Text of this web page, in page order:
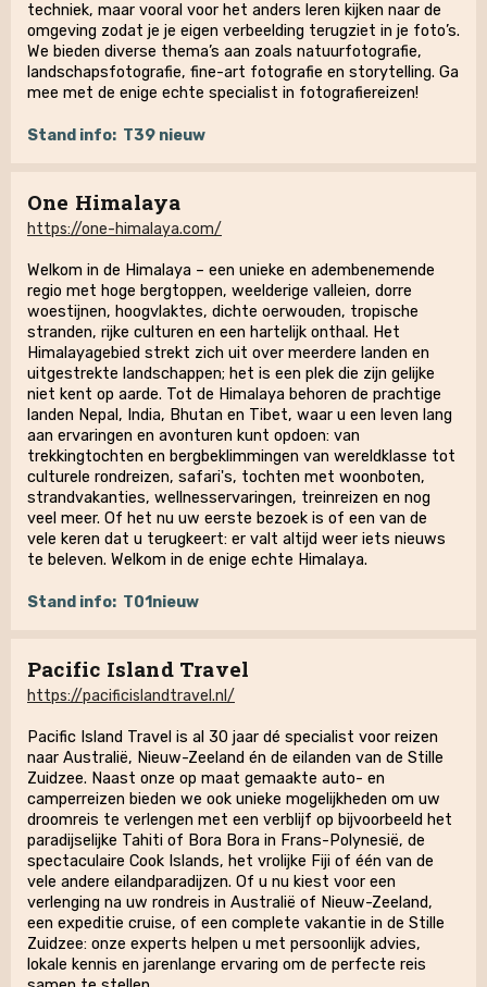
techniek, maar vooral voor het anders leren kijken naar de
omgeving zodat je je eigen verbeelding terugziet in je foto’s.
We bieden diverse thema’s aan zoals natuurfotografie,
landschapsfotografie, fine-art fotografie en storytelling. Ga
mee met de enige echte specialist in fotografiereizen!
Stand info: T39 nieuw
One Himalaya
https://one-himalaya.com/
Welkom in de Himalaya – een unieke en adembenemende
regio met hoge bergtoppen, weelderige valleien, dorre
woestijnen, hoogvlaktes, dichte oerwouden, tropische
stranden, rijke culturen en een hartelijk onthaal. Het
Himalayagebied strekt zich uit over meerdere landen en
uitgestrekte landschappen; het is een plek die zijn gelijke
niet kent op aarde. Tot de Himalaya behoren de prachtige
landen Nepal, India, Bhutan en Tibet, waar u een leven lang
aan ervaringen en avonturen kunt opdoen: van
trekkingtochten en bergbeklimmingen van wereldklasse tot
culturele rondreizen, safari's, tochten met woonboten,
strandvakanties, wellnesservaringen, treinreizen en nog
veel meer. Of het nu uw eerste bezoek is of een van de
vele keren dat u terugkeert: er valt altijd weer iets nieuws
te beleven. Welkom in de enige echte Himalaya.
Stand info: T01nieuw
Pacific Island Travel
https://pacificislandtravel.nl/
Pacific Island Travel is al 30 jaar dé specialist voor reizen
naar Australië, Nieuw-Zeeland én de eilanden van de Stille
Zuidzee. Naast onze op maat gemaakte auto- en
camperreizen bieden we ook unieke mogelijkheden om uw
droomreis te verlengen met een verblijf op bijvoorbeeld het
paradijselijke Tahiti of Bora Bora in Frans-Polynesië, de
spectaculaire Cook Islands, het vrolijke Fiji of één van de
vele andere eilandparadijzen. Of u nu kiest voor een
verlenging na uw rondreis in Australië of Nieuw-Zeeland,
een expeditie cruise, of een complete vakantie in de Stille
Zuidzee: onze experts helpen u met persoonlijk advies,
lokale kennis en jarenlange ervaring om de perfecte reis